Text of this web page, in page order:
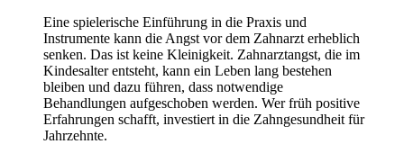
Eine spielerische Einführung in die Praxis und
Instrumente kann die Angst vor dem Zahnarzt erheblich
senken. Das ist keine Kleinigkeit. Zahnarztangst, die im
Kindesalter entsteht, kann ein Leben lang bestehen
bleiben und dazu führen, dass notwendige
Behandlungen aufgeschoben werden. Wer früh positive
Erfahrungen schafft, investiert in die Zahngesundheit für
Jahrzehnte.